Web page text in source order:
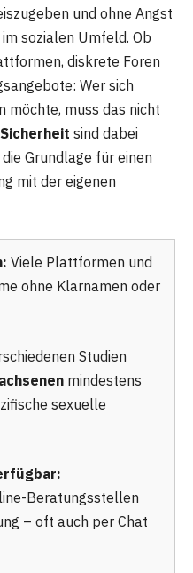
und ohne Angst
sozialen Umfeld. Ob
diskrete Foren
Wer sich
möchte, muss das nicht
sind dabei
Grundlage für einen
mit der eigenen
Viele Plattformen und
ohne Klarnamen oder
Studien
mindestens
sexuelle
Beratungsstellen
– oft auch per Chat